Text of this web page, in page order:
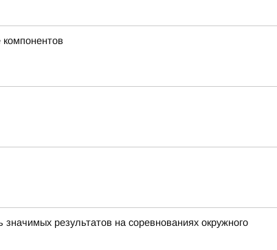
результатов на соревнованиях окружного